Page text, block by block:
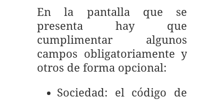
En la pantalla que se
presenta hay que
cumplimentar algunos
campos obligatoriamente y
otros de forma opcional:
Sociedad: el código de